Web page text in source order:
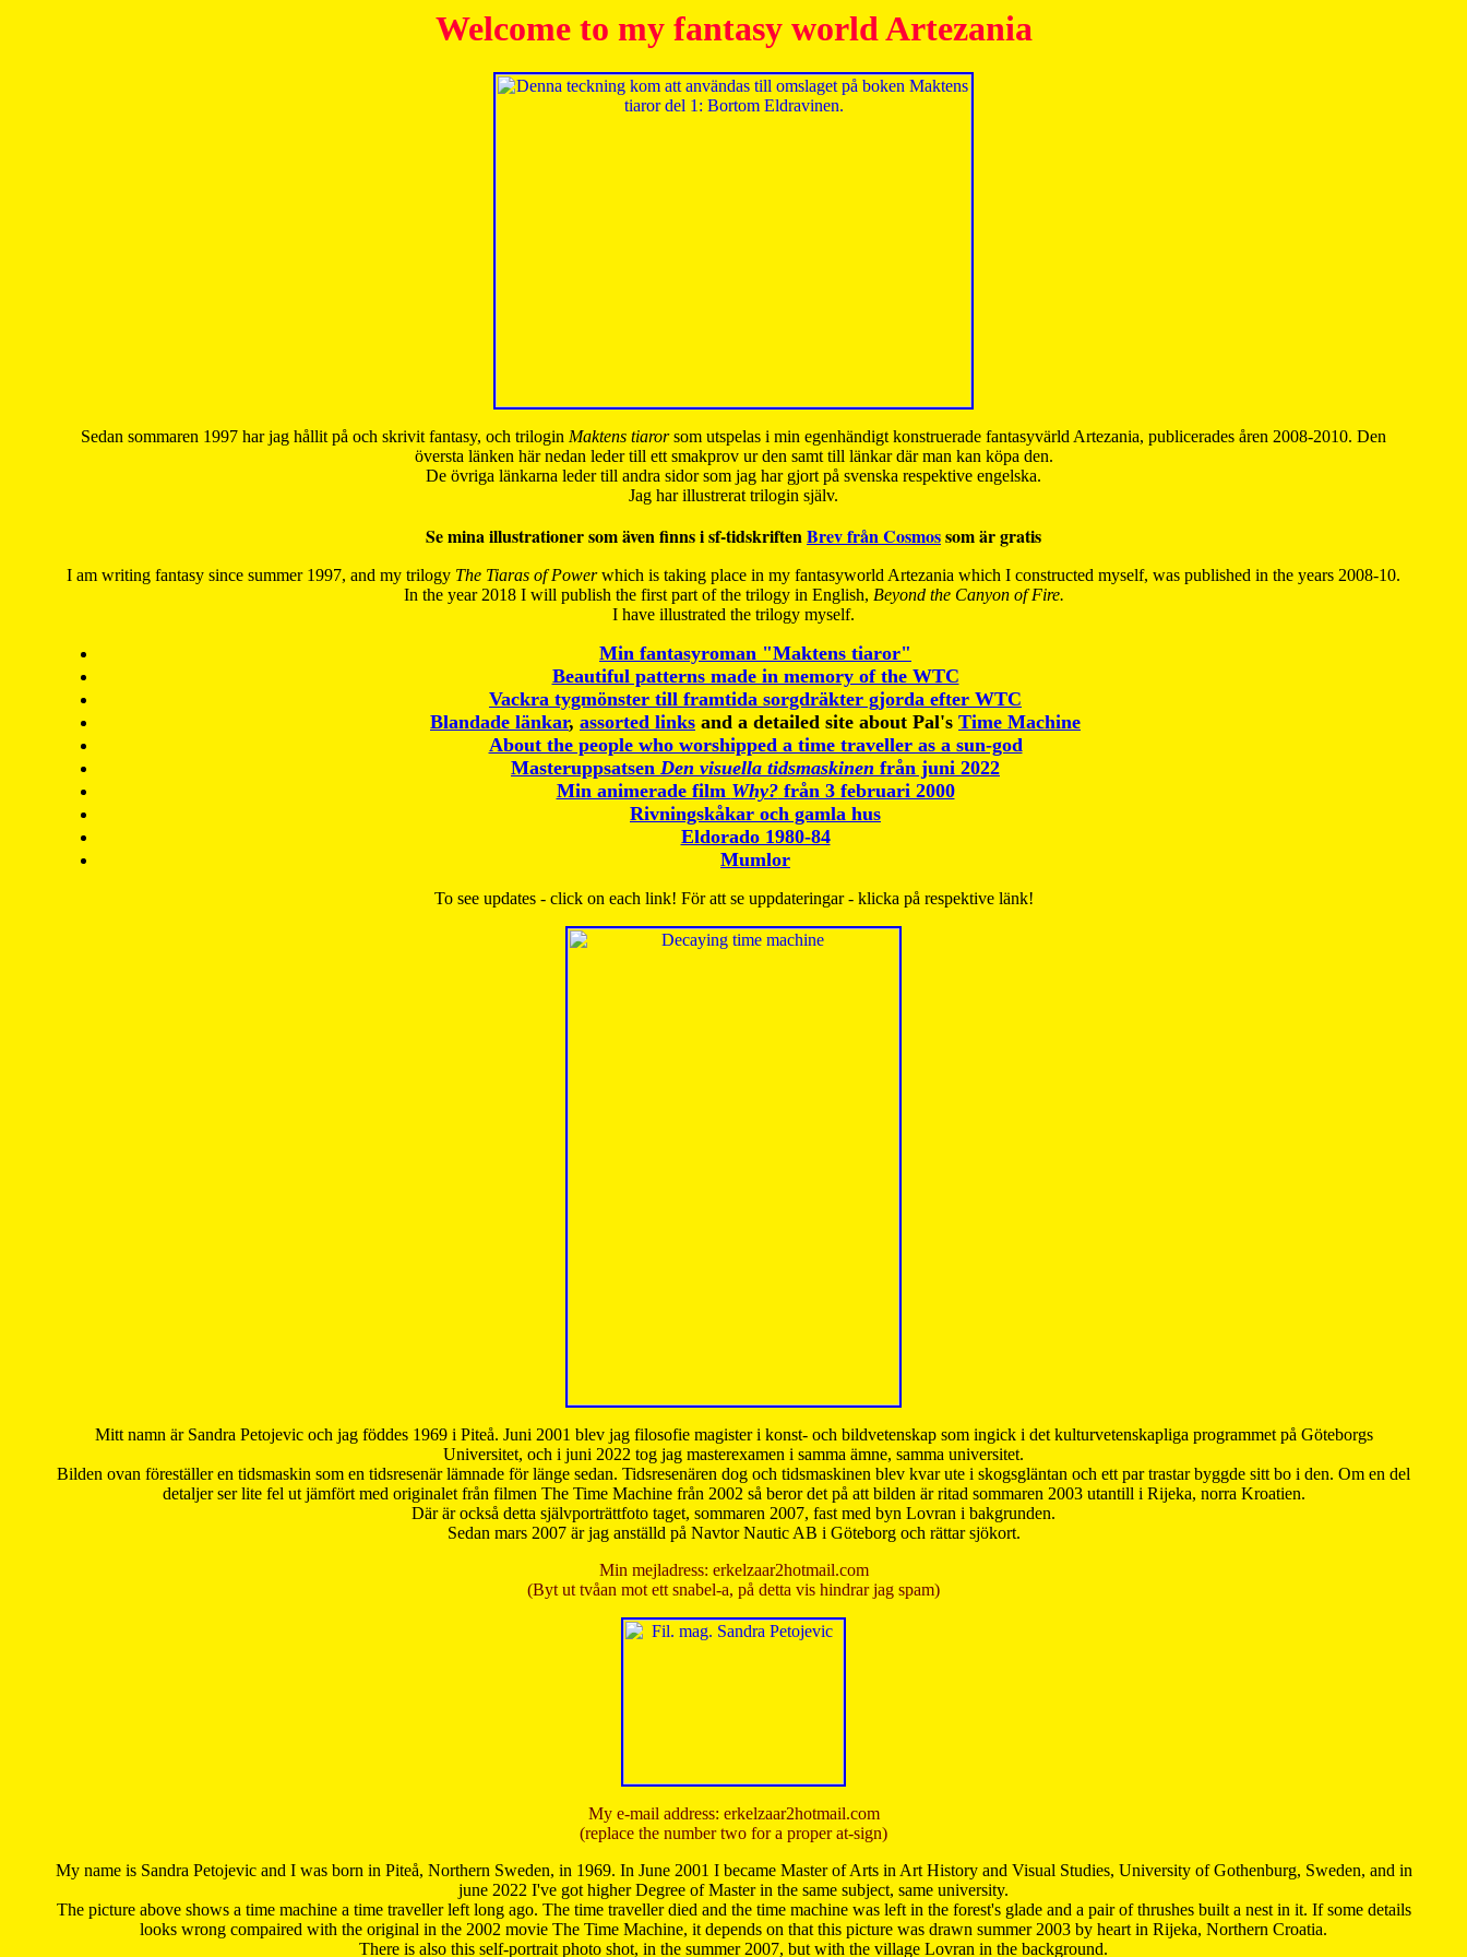
Welcome to my fantasy world Artezania
Sedan sommaren 1997 har jag hållit på och skrivit fantasy, och trilogin Maktens tiarorsom utspelas i min egenhändigt konstruerade fantasyvärld Artezania, publicerades åren 2008-2010. Den
översta länken här nedan leder till ett smakprov ur den samt till länkar där man kan köpa den.
De övriga länkarna leder till andra sidor som jag har gjort på svenska respektive engelska.
Jag har illustrerat trilogin själv.
Se mina illustrationer som även finns i sf-tidskriftenBrev från Cosmossom är gratis
I am writing fantasy since summer 1997, and my trilogy The Tiaras of Powerwhich is taking place in my fantasyworld Artezania which I constructed myself, was published in the years 2008-10.
In the year 2018 I will publish the first part of the trilogy in English, Beyond the Canyon of Fire.
I have illustrated the trilogy myself.
Min fantasyroman "Maktens tiaror"
Beautiful patterns made in memory of the WTC
Vackra tygmönster till framtida sorgdräkter gjorda efter WTC
Blandade länkar, assorted links and a detailed site about Pal's Time Machine
About the people who worshipped a time traveller as a sun-god
Masteruppsatsen Den visuella tidsmaskinen från juni 2022
Min animerade film Why?från 3 februari 2000
Rivningskåkar och gamla hus
Eldorado 1980-84
Mumlor
To see updates - click on each link! För att se uppdateringar - klicka på respektive länk!
Mitt namn är Sandra Petojevic och jag föddes 1969 i Piteå. Juni 2001 blev jag filosofie magister i konst- och bildvetenskap som ingick i det kulturvetenskapliga programmet på Göteborgs
Universitet, och i juni 2022 tog jag masterexamen i samma ämne, samma universitet.
Bilden ovan föreställer en tidsmaskin som en tidsresenär lämnade för länge sedan. Tidsresenären dog och tidsmaskinen blev kvar ute i skogsgläntan och ett par trastar byggde sitt bo i den. Om en del
detaljer ser lite fel ut jämfört med originalet från filmen The Time Machine från 2002 så beror det på att bilden är ritad sommaren 2003 utantill i Rijeka, norra Kroatien.
Där är också detta självporträttfoto taget, sommaren 2007, fast med byn Lovran i bakgrunden.
Sedan mars 2007 är jag anställd på Navtor Nautic AB i Göteborg och rättar sjökort.
Min mejladress: erkelzaar2hotmail.com
(Byt ut tvåan mot ett snabel-a, på detta vis hindrar jag spam)
My e-mail address: erkelzaar2hotmail.com
(replace the number two for a proper at-sign)
My name is Sandra Petojevic and I was born in Piteå, Northern Sweden, in 1969. In June 2001 I became Master of Arts in Art History and Visual Studies, University of Gothenburg, Sweden, and in
june 2022 I've got higher Degree of Master in the same subject, same university.
The picture above shows a time machine a time traveller left long ago. The time traveller died and the time machine was left in the forest's glade and a pair of thrushes built a nest in it. If some details
looks wrong compaired with the original in the 2002 movie The Time Machine, it depends on that this picture was drawn summer 2003 by heart in Rijeka, Northern Croatia.
There is also this self-portrait photo shot, in the summer 2007, but with the village Lovran in the background.